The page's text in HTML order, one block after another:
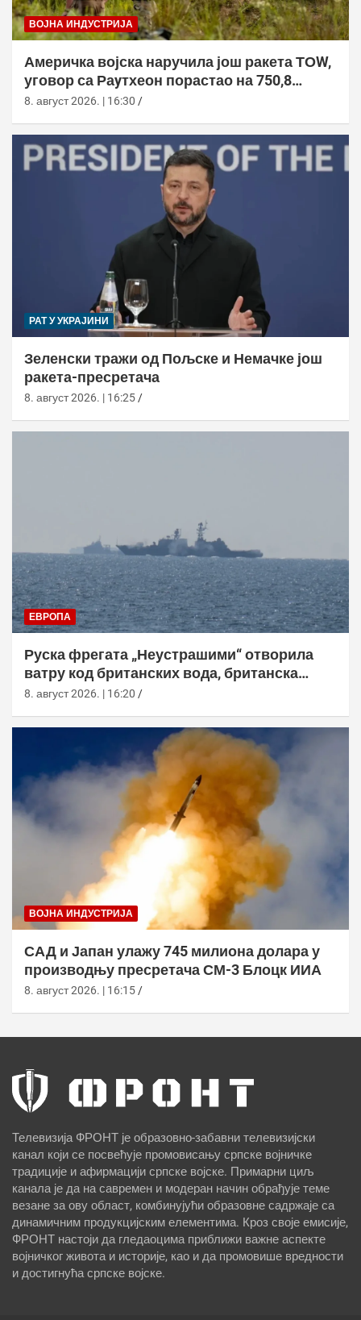
ВОЈНА ИНДУСТРИЈА
Америчка војска наручила још ракета ТОW,
уговор са Раyтхеон порастао на 750,8
милиона долара
8. август 2026. | 16:30
РАТ У УКРАЈИНИ
Зеленски тражи од Пољске и Немачке још
ракета-пресретача
8. август 2026. | 16:25
ЕВРОПА
Руска фрегата „Неустрашими“ отворила
ватру код британских вода, британска
морнарица појачала праћење
8. август 2026. | 16:20
ВОЈНА ИНДУСТРИЈА
САД и Јапан улажу 745 милиона долара у
производњу пресретача СМ-3 Блоцк ИИА
8. август 2026. | 16:15
Телевизија ФРОНТ је образовно-забавни телевизијски
канал који се посвећује промовисању српске војничке
традиције и афирмацији српске војске. Примарни циљ
канала је да на савремен и модеран начин обрађује теме
везане за ову област, комбинујући образовне садржаје са
динамичним продукцијским елементима. Кроз своје емисије,
ФРОНТ настоји да гледаоцима приближи важне аспекте
војничког живота и историје, као и да промовише вредности
и достигнућа српске војске.